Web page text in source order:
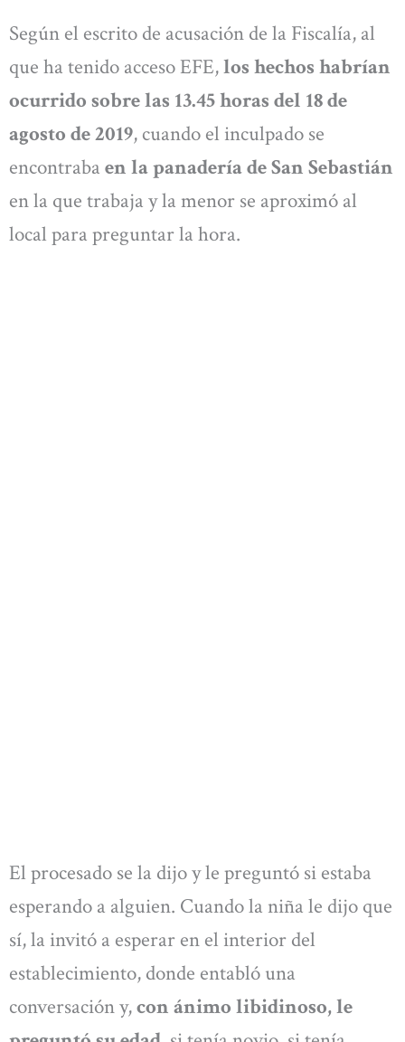
Según el escrito de acusación de la Fiscalía, al
que ha tenido acceso EFE,los hechos habrían
ocurrido sobre las 13.45 horas del 18 de
agosto de 2019, cuando el inculpado se
encontraba en la panadería de San Sebastián
en la que trabaja y la menor se aproximó al
local para preguntar la hora.
El procesado se la dijo y le preguntó si estaba
esperando a alguien. Cuando la niña le dijo que
sí, la invitó a esperar en el interior del
establecimiento, donde entabló una
conversación y,con ánimo libidinoso, le